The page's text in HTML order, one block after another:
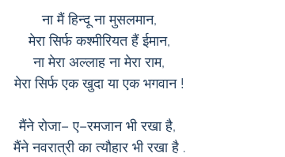
ना मैं हिन्दू ना मुसलमान,
मेरा सिर्फ कश्मीरियत हैं ईमान,
ना मेरा अल्लाह ना मेरा राम,
मेरा सिर्फ एक खुदा या एक भगवान !
मैंने रोजा– ए–रमजान भी रखा है,
मैंने नवरात्री का त्यौहार भी रखा है .